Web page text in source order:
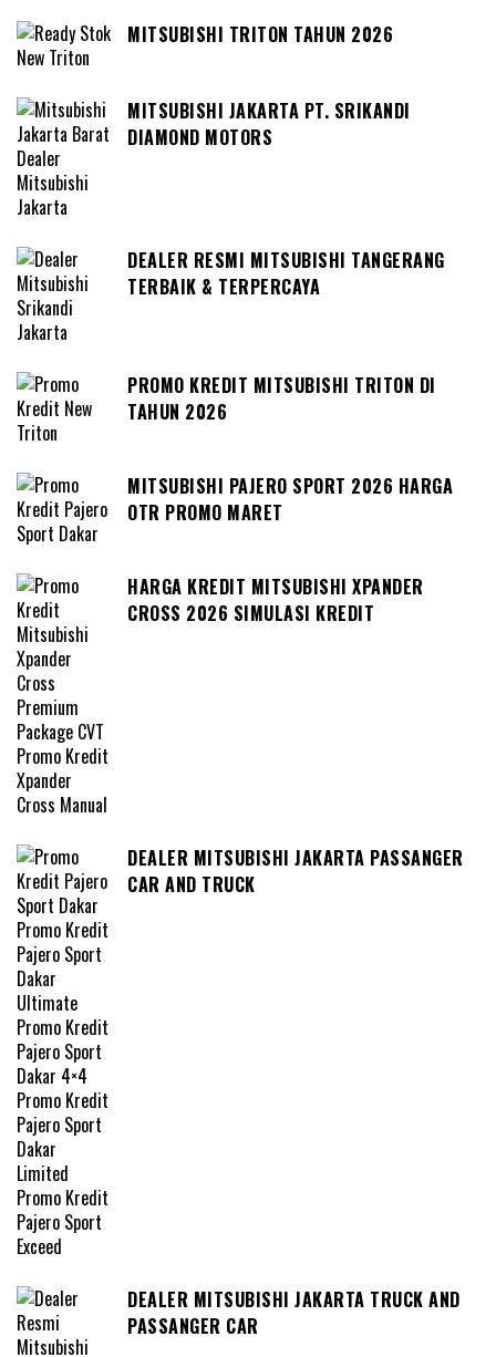
MITSUBISHI TRITON TAHUN 2026
MITSUBISHI JAKARTA PT. SRIKANDI
DIAMOND MOTORS
DEALER RESMI MITSUBISHI TANGERANG
TERBAIK & TERPERCAYA
PROMO KREDIT MITSUBISHI TRITON DI
TAHUN 2026
MITSUBISHI PAJERO SPORT 2026 HARGA
OTR PROMO MARET
HARGA KREDIT MITSUBISHI XPANDER
CROSS 2026 SIMULASI KREDIT
DEALER MITSUBISHI JAKARTA PASSANGER
CAR AND TRUCK
DEALER MITSUBISHI JAKARTA TRUCK AND
PASSANGER CAR